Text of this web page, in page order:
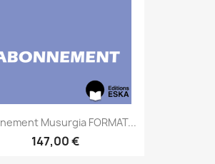
Musurgia FORMAT...
147,00 €